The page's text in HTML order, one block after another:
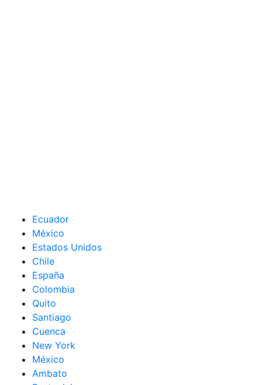
Ecuador
México
Estados Unidos
Chile
España
Colombia
Quito
Santiago
Cuenca
New York
México
Ambato